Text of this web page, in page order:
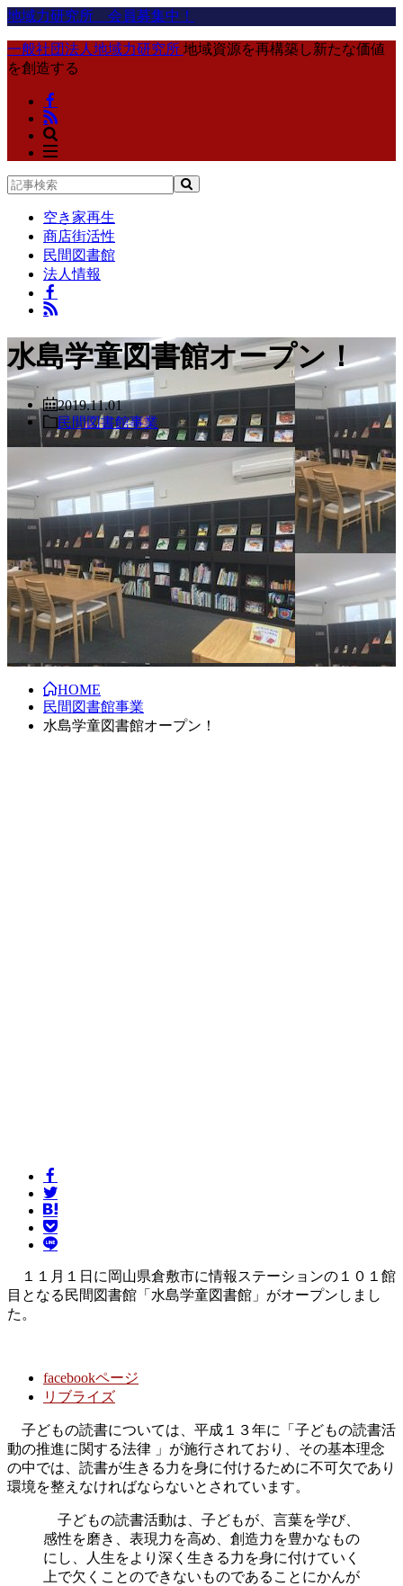
地域力研究所 会員募集中！
一般社団法人地域力研究所 地域資源を再構築し新たな価値
を創造する
空き家再生
商店街活性
民間図書館
法人情報
水島学童図書館オープン！
2019.11.01
民間図書館事業
HOME
民間図書館事業
水島学童図書館オープン！
１１月１日に岡山県倉敷市に情報ステーションの１０１館
目となる民間図書館「水島学童図書館」がオープンしまし
た。
facebookページ
リブライズ
子どもの読書については、平成１３年に「子どもの読書活
動の推進に関する法律 」が施行されており、その基本理念
の中では、読書が生きる力を身に付けるために不可欠であり
環境を整えなければならないとされています。
子どもの読書活動は、子どもが、言葉を学び、
感性を磨き、表現力を高め、創造力を豊かなもの
にし、人生をより深く生きる力を身に付けていく
上で欠くことのできないものであることにかんが